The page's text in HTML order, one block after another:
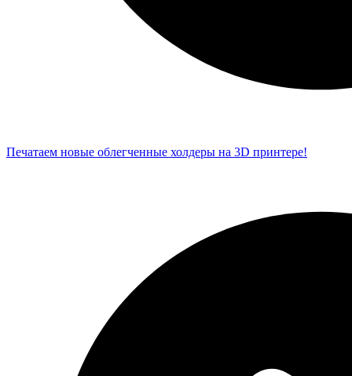
Печатаем новые облегченные холдеры на 3D принтере!